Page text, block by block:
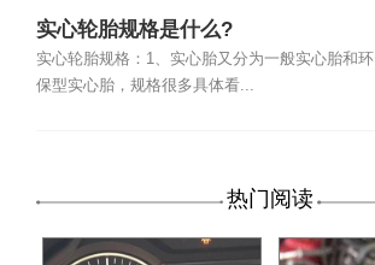
实心轮胎规格是什么?
实心轮胎规格：1、实心胎又分为一般实心胎和环
保型实心胎，规格很多具体看...
热门阅读